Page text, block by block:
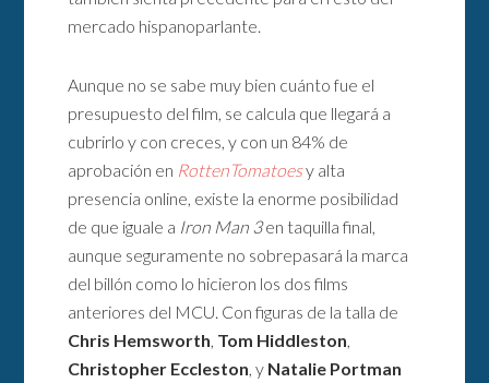
mercado hispanoparlante.
Aunque no se sabe muy bien cuánto fue el
presupuesto del film, se calcula que llegará a
cubrirlo y con creces, y con un 84% de
aprobación en RottenTomatoesy alta
presencia online, existe la enorme posibilidad
de que iguale a Iron Man 3en taquilla final,
aunque seguramente no sobrepasará la marca
del billón como lo hicieron los dos films
anteriores del MCU. Con figuras de la talla de
Chris Hemsworth, Tom Hiddleston,
Christopher Eccleston, y Natalie Portman